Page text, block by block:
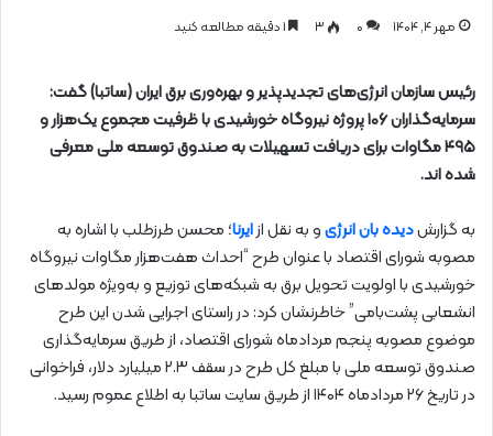
مهر ۴, ۱۴۰۴ 0 ۳
رئیس سازمان انرژی‌های تجدیدپذیر و بهره‌وری برق ایران (ساتبا) گفت:
سرمایه‌گذاران ۱۰۶ پروژه نیروگاه خورشیدی با ظرفیت مجموع یک‌هزار و
۴۹۵ مگاوات برای دریافت تسهیلات به صندوق توسعه ملی معرفی
شده اند.
به گزارشدیده بان انرژیو به نقل ازایرنا؛ محسن طرزطلب با اشاره به
مصوبه شورای اقتصاد با عنوان طرح “احداث هفت‌هزار مگاوات نیروگاه
خورشیدی با اولویت تحویل برق به شبکه‌های توزیع و به‌ویژه مولدهای
انشعابی پشت‌بامی” خاطرنشان کرد: در راستای اجرایی شدن این طرح
موضوع مصوبه پنجم مردادماه شورای اقتصاد، از طریق سرمایه‌گذاری
صندوق توسعه ملی با مبلغ کل طرح در سقف ۲.۳ میلیارد دلار، فراخوانی
در تاریخ ۲۶ مردادماه ۱۴۰۴ از طریق سایت ساتبا به اطلاع عموم رسید.